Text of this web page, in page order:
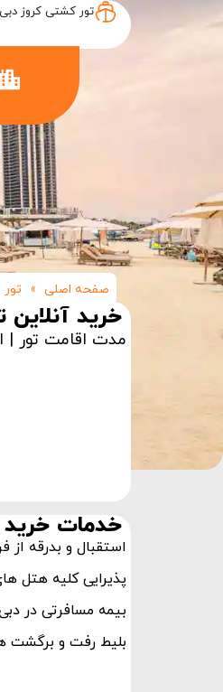
تور کشتی کروز
Item #1
صفحه اصلی » تور
خرید آنلاین تور دبی 7
مدت اقامت تور | از 3 شب تا 10
خدمات خرید
استقبال و بدرقه از
پذیرایی کلیه هتل
بیمه مسافرتی در دبی
بلیط رفت و برگشت